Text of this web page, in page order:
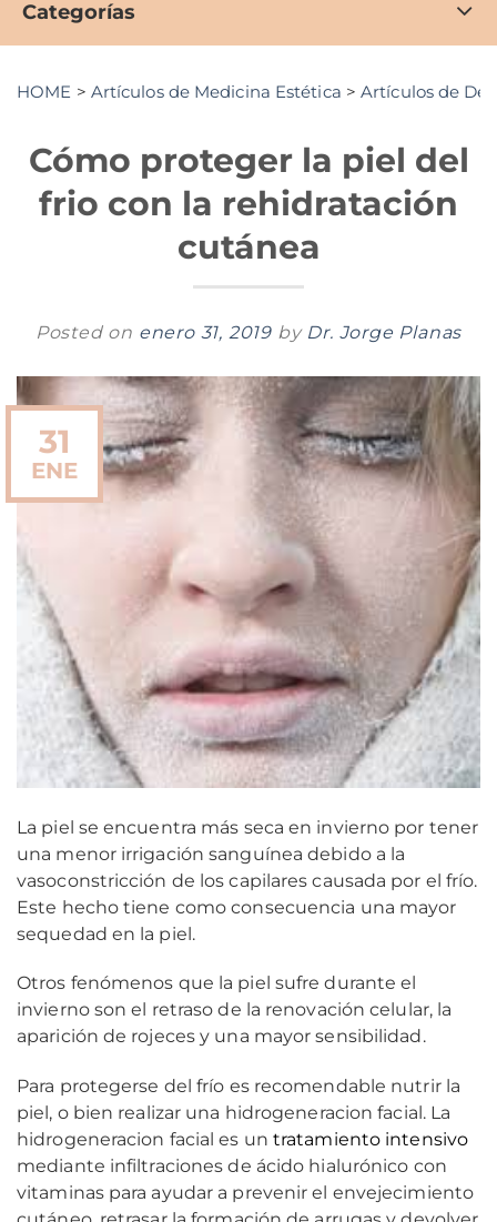
Categorías
HOME > Artículos de Medicina Estética >Artículos de
Cómo proteger la piel del
frio con la rehidratación
cutánea
Posted on enero 31, 2019 by Dr. Jorge Planas
31
ENE
La piel se encuentra más seca en invierno por tener
una menor irrigación sanguínea debido a la
vasoconstricción de los capilares causada por el frío.
Este hecho tiene como consecuencia una mayor
sequedad en la piel.
Otros fenómenos que la piel sufre durante el
invierno son el retraso de la renovación celular, la
aparición de rojeces y una mayor sensibilidad.
Para protegerse del frío es recomendable nutrir la
piel, o bien realizar una hidrogeneracion facial. La
hidrogeneracion facial es un tratamiento intensivo
mediante infiltraciones de ácido hialurónico con
vitaminas para ayudar a prevenir el envejecimiento